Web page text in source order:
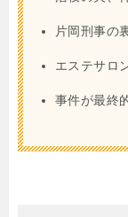
片岡刑事の
エステサロ
事件が最終